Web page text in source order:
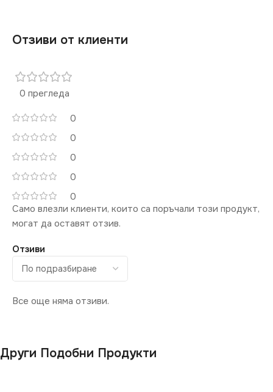
СЕРИЯ
ЦВЯТ Сребърен
КЛЮЧ Единичен
Отзиви от клиенти
0 прегледа
0
0
0
0
0
Отзиви
Все още няма отзиви.
Само влезли клиенти, които са поръчали този продукт,
могат да оставят отзив.
Други Подобни Продукти